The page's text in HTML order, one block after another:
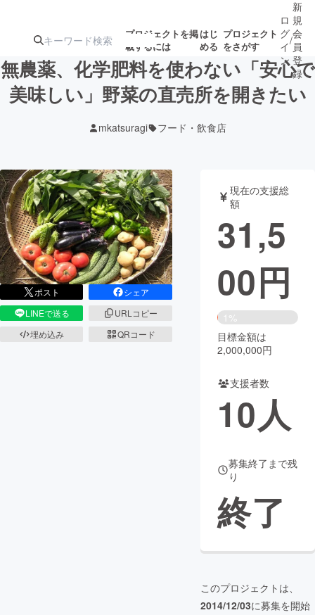
プロジェクトを掲
載するには
はじ
める
プロジェクト
をさがす
ジェクト
募集終了が近いプ
ロジェクト
アート・写真 音楽
テクノロジー・ガジェット ゲーム・
映像・映画 書籍・雑誌
ビジネス・起業 チャレンジ
まちづくり・地域活性化
CAMPFIRE Creation
コミュニティ
ロ
グ
イ
ン
/
新
規
会
員
登
録
無農薬、化学肥料を使わない「安心で
美味しい」野菜の直売所を開きたい
mkatsuragi フード・飲食店
ポスト
シェア
LINEで送る
URLコピー
埋め込み
QRコード
現在の支援総
額
31,5
00円
1%
目標金額は
2,000,000円
支援者数
10人
募集終了まで残
り
終了
このプロジェクトは、
2014/12/03に募集を開始